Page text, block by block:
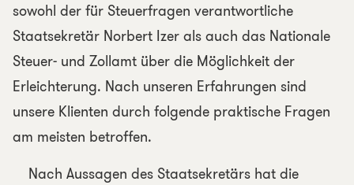
sowohl der für Steuerfragen verantwortliche
Staatsekretär Norbert Izer als auch das Nationale
Steuer- und Zollamt über die Möglichkeit der
Erleichterung. Nach unseren Erfahrungen sind
unsere Klienten durch folgende praktische Fragen
am meisten betroffen.
Nach Aussagen des Staatsekretärs hat die